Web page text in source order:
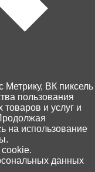
Поиск
Метрику, ВК пиксель
пользования
и услуг и
на использование
данных